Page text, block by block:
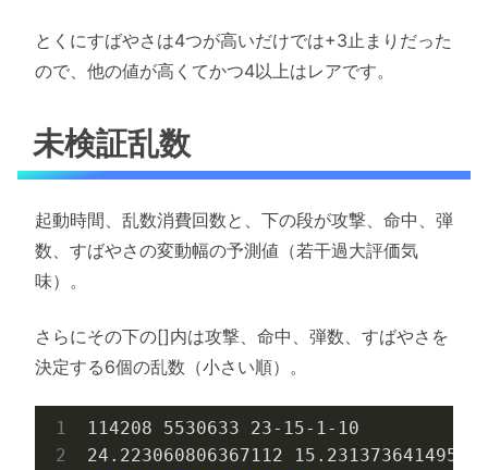
とくにすばやさは4つが高いだけでは+3止まりだった
ので、他の値が高くてかつ4以上はレアです。
未検証乱数
起動時間、乱数消費回数と、下の段が攻撃、命中、弾
数、すばやさの変動幅の予測値（若干過大評価気
味）。
さらにその下の[]内は攻撃、命中、弾数、すばやさを
決定する6個の乱数（小さい順）。
114208 5530633 23-15-1-10
24.223060806367112